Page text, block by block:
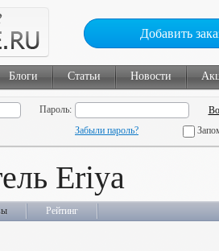
Добавить
Блоги Статьи Новости
Пароль:
Забыли пароль?
Eriya
Рейтинг